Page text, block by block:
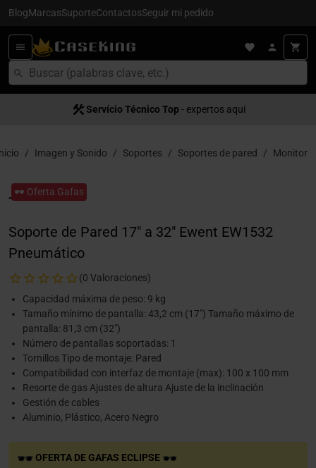
BlogMarcasSuporteContactosSeguir mi pedido
Servício Técnico Top - expertos aquí
Imagen y Sonido Soportes Soportes de pared Monitor
🕶️ Oferta Gafas
Soporte de Pared 17" a 32" Ewent EW1532
Pneumático
(0 Valoraciones)
Capacidad máxima de peso: 9 kg
Tamaño mínimo de pantalla: 43,2 cm (17") Tamaño máximo de
pantalla: 81,3 cm (32")
Número de pantallas soportadas: 1
Tornillos Tipo de montaje: Pared
Compatibilidad con interfaz de montaje (max): 100 x 100 mm
Resorte de gas Ajustes de altura Ajuste de la inclinación
Gestión de cables
Aluminio, Plástico, Acero Negro
OFERTA DE GAFAS ECLIPSE